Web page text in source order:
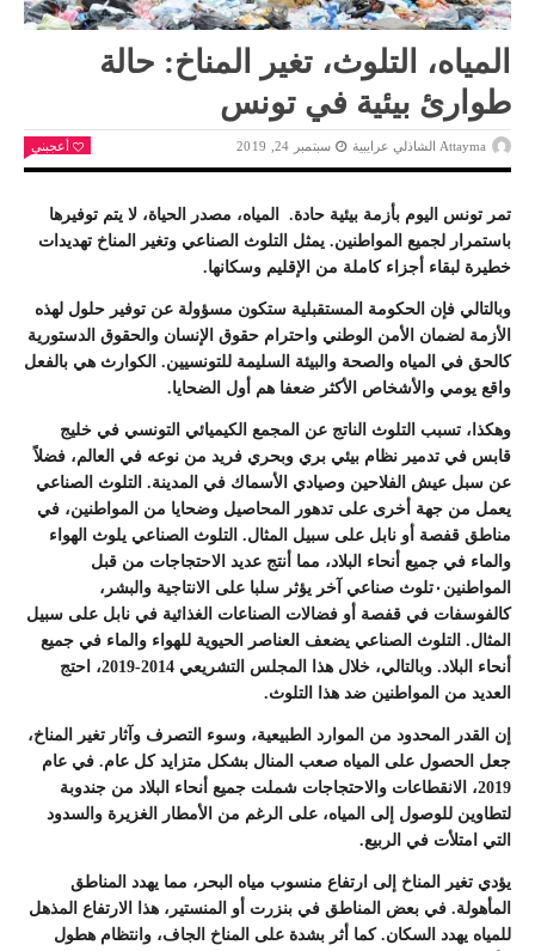
المياه، التلوث، تغير المناخ: حالة
طوارئ بيئية في تونس
Attayma الشاذلي عرايبية سبتمبر 24, 2019 أعجبني
تمر تونس اليوم بأزمة بيئية حادة. المياه، مصدر الحياة، لا يتم توفيرها
باستمرار لجميع المواطنين. يمثل التلوث الصناعي وتغير المناخ تهديدات
خطيرة لبقاء أجزاء كاملة من الإقليم وسكانها.
وبالتالي فإن الحكومة المستقبلية ستكون مسؤولة عن توفير حلول لهذه
الأزمة لضمان الأمن الوطني واحترام حقوق الإنسان والحقوق الدستورية
كالحق في المياه والصحة والبيئة السليمة للتونسيين. الكوارث هي بالفعل
واقع يومي والأشخاص الأكثر ضعفا هم أول الضحايا.
وهكذا، تسبب التلوث الناتج عن المجمع الكيميائي التونسي في خليج
قابس في تدمير نظام بيئي بري وبحري فريد من نوعه في العالم، فضلاً
عن سبل عيش الفلاحين وصيادي الأسماك في المدينة. التلوث الصناعي
يعمل من جهة أخرى على تدهور المحاصيل وضحايا من المواطنين، في
مناطق قفصة أو نابل على سبيل المثال. التلوث الصناعي يلوث الهواء
والماء في جميع أنحاء البلاد، مما أنتج عديد الاحتجاجات من قبل
المواطنين٠تلوث صناعي آخر يؤثر سلبا على الانتاجية والبشر،
كالفوسفات في قفصة أو فضالات الصناعات الغذائية في نابل على سبيل
المثال. التلوث الصناعي يضعف العناصر الحيوية للهواء والماء في جميع
أنحاء البلاد. وبالتالي، خلال هذا المجلس التشريعي 2014-2019، احتج
العديد من المواطنين ضد هذا التلوث.
إن القدر المحدود من الموارد الطبيعية، وسوء التصرف وآثار تغير المناخ،
جعل الحصول على المياه صعب المنال بشكل متزايد كل عام. في عام
2019، الانقطاعات والاحتجاجات شملت جميع أنحاء البلاد من جندوبة
لتطاوين للوصول إلى المياه، على الرغم من الأمطار الغزيرة والسدود
التي امتلأت في الربيع.
يؤدي تغير المناخ إلى ارتفاع منسوب مياه البحر، مما يهدد المناطق
المأهولة. في بعض المناطق في بنزرت أو المنستير، هذا الارتفاع المذهل
للمياه يهدد السكان. كما أثر بشدة على المناخ الجاف، وانتظام هطول